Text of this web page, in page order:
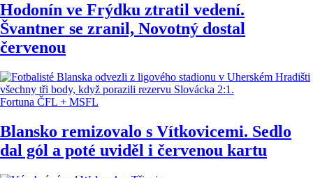
Hodonín ve Frýdku ztratil vedení.
Švantner se zranil, Novotný dostal
červenou
Fortuna ČFL + MSFL
Blansko remizovalo s Vítkovicemi. Sedlo
dal gól a poté uviděl i červenou kartu